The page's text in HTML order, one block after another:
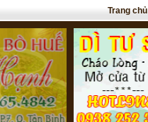
Trang chủ